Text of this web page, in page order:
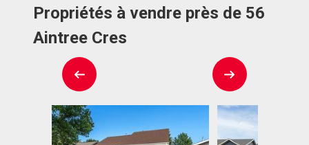
Propriétés à vendre près de 56
Aintree Cres